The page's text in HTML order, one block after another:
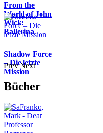
From the
World of John
Wick:
Ballerina
Shadow Force
– Die letzte
Mission
Prev Next
Bücher